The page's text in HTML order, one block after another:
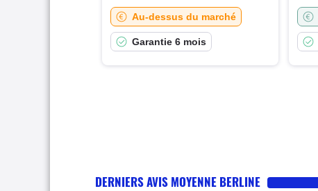
Au-dessus du marché
Garantie 6 mois
DERNIERS AVIS MOYENNE BERLINE